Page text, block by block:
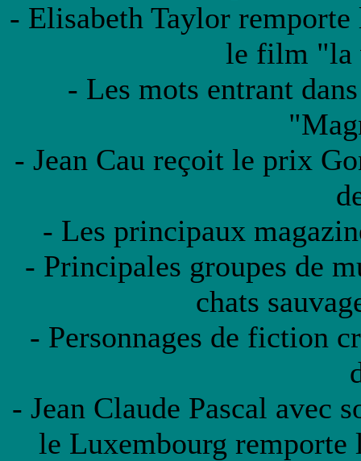
- Elisabeth Taylor
le film "la
- Les mots entrant
- Jean Cau reçoit le prix
- Les principaux
- Principales groupes de
chats
- Personnages de fiction
- Jean Claude Pascal avec
le Luxembourg